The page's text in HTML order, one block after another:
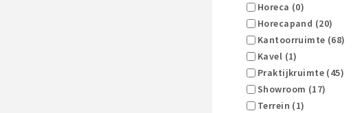
Horeca (0)
Horecapand (20)
Kantoorruimte (68)
Kavel (1)
Praktijkruimte (45)
Showroom (17)
Terrein (1)